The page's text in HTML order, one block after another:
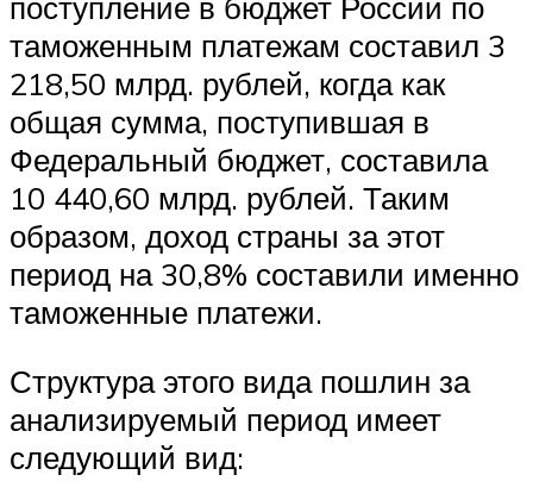
таможенным платежам составил 3
218,50 млрд. рублей, когда как
общая сумма, поступившая в
Федеральный бюджет, составила
10 440,60 млрд. рублей. Таким
образом, доход страны за этот
период на 30,8% составили именно
таможенные платежи.
Структура этого вида пошлин за
анализируемый период имеет
следующий вид: